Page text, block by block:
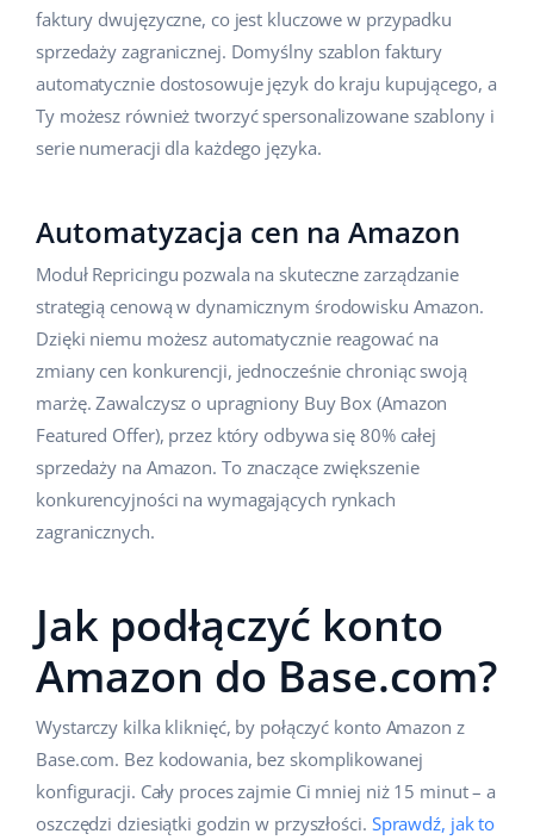
faktury dwujęzyczne, co jest kluczowe w przypadku
sprzedaży zagranicznej. Domyślny szablon faktury
automatycznie dostosowuje język do kraju kupującego, a
Ty możesz również tworzyć spersonalizowane szablony i
serie numeracji dla każdego języka.
Automatyzacja cen na Amazon
Moduł Repricingu pozwala na skuteczne zarządzanie
strategią cenową w dynamicznym środowisku Amazon.
Dzięki niemu możesz automatycznie reagować na
zmiany cen konkurencji, jednocześnie chroniąc swoją
marżę. Zawalczysz o upragniony Buy Box (Amazon
Featured Offer), przez który odbywa się 80% całej
sprzedaży na Amazon. To znaczące zwiększenie
konkurencyjności na wymagających rynkach
zagranicznych.
Jak podłączyć konto
Amazon do Base.com?
Wystarczy kilka kliknięć, by połączyć konto Amazon z
Base.com. Bez kodowania, bez skomplikowanej
konfiguracji. Cały proces zajmie Ci mniej niż 15 minut – a
oszczędzi dziesiątki godzin w przyszłości. Sprawdź, jak to